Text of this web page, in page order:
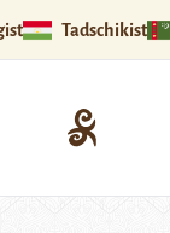
Tadschikistan